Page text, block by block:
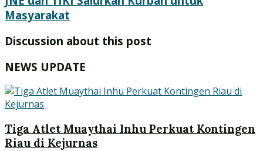
Masyarakat
Discussion about this post
NEWS UPDATE
Tiga Atlet Muaythai Inhu Perkuat Kontingen
Riau di Kejurnas